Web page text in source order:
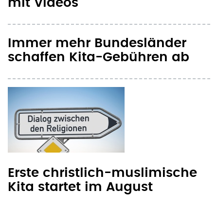
mit Videos
Immer mehr Bundesländer
schaffen Kita-Gebühren ab
Erste christlich-muslimische
Kita startet im August